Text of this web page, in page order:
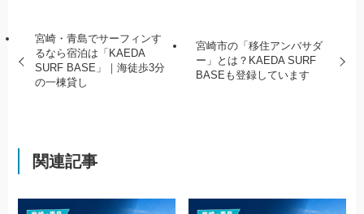
宮崎・青島でサーフィンす
るなら宿泊は「KAEDA
SURF BASE」｜海徒歩3分
の一棟貸し
宮崎市の「移住アンバサダ
ー」とは？KAEDA SURF
BASEも登録しています
関連記事